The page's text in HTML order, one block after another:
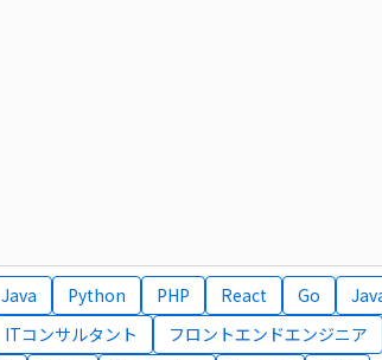
Java Python PHP React Go
ITコンサルタント フロントエンドエンジニア